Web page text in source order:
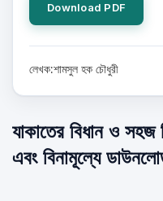
Download PDF
লেখক:শামসুল হক চৌধুরী
যাকাতের বিধান ও
এবং বিনামূল্যে